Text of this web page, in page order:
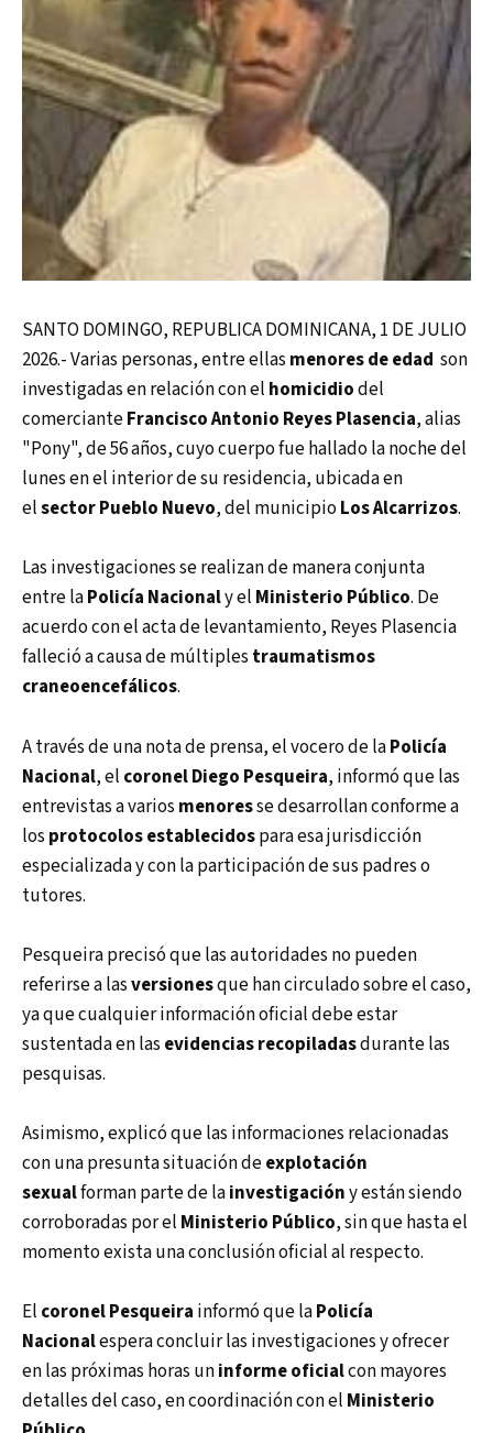
SANTO DOMINGO, REPUBLICA DOMINICANA, 1 DE JULIO
2026.- Varias personas, entre ellas menores de edad son
investigadas en relación con el homicidiodel
comercianteFrancisco Antonio Reyes Plasencia, alias
"Pony", de 56 años, cuyo cuerpo fue hallado la noche del
lunes en el interior de su residencia, ubicada en
elsector Pueblo Nuevo, del municipioLos Alcarrizos.
Las investigaciones se realizan de manera conjunta
entre laPolicía Nacionaly el Ministerio Público. De
acuerdo con el acta de levantamiento, Reyes Plasencia
falleció a causa de múltiples traumatismos
craneoencefálicos.
A través de una nota de prensa, el vocero de laPolicía
Nacional, el coronel Diego Pesqueira, informó que las
entrevistas a varios menoresse desarrollan conforme a
los protocolos establecidospara esa jurisdicción
especializada y con la participación de sus padres o
tutores.
Pesqueira precisó que las autoridades no pueden
referirse a lasversionesque han circulado sobre el caso,
ya que cualquier información oficial debe estar
sustentada en las evidencias recopiladasdurante las
pesquisas.
Asimismo, explicó que las informaciones relacionadas
con una presunta situación deexplotación
sexualforman parte de lainvestigacióny están siendo
corroboradas por el Ministerio Público, sin que hasta el
momento exista una conclusión oficial al respecto.
El coronel Pesqueira informó que laPolicía
Nacionalespera concluir las investigaciones y ofrecer
en las próximas horas uninforme oficialcon mayores
detalles del caso, en coordinación con el Ministerio